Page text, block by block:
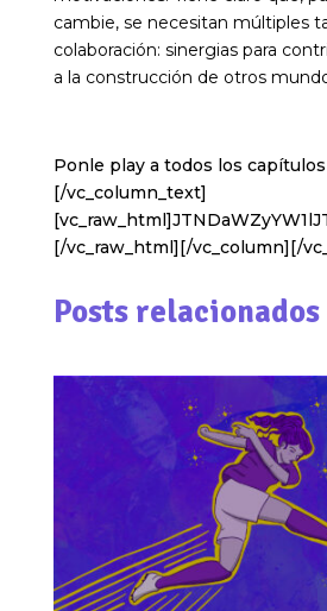
cambie, se necesitan múltiples
colaboración: sinergias para
a la construcción de otros
Ponle play a todos los
[/vc_column_text]
[/vc_raw_html][/vc_column][/
Posts relacionados